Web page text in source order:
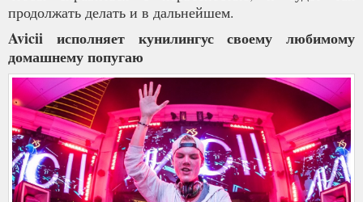
продолжать делать и в дальнейшем.
Avicii исполняет кунилингус своему любимому
домашнему попугаю